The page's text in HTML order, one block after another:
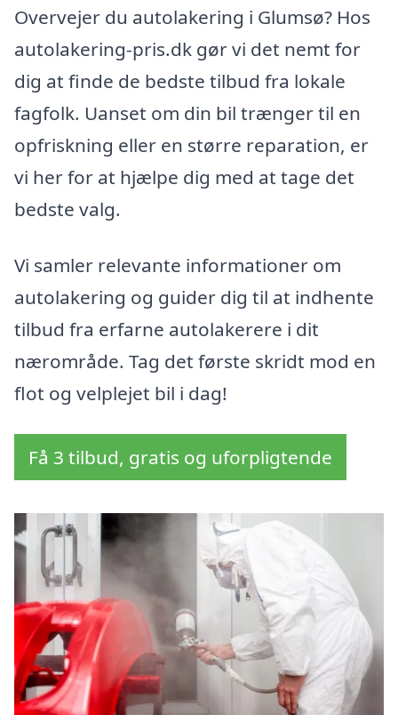
Overvejer du autolakering i Glumsø? Hos
autolakering-pris.dk gør vi det nemt for
dig at finde de bedste tilbud fra lokale
fagfolk. Uanset om din bil trænger til en
opfriskning eller en større reparation, er
vi her for at hjælpe dig med at tage det
bedste valg.
Vi samler relevante informationer om
autolakering og guider dig til at indhente
tilbud fra erfarne autolakerere i dit
nærområde. Tag det første skridt mod en
flot og velplejet bil i dag!
Få 3 tilbud, gratis og uforpligtende